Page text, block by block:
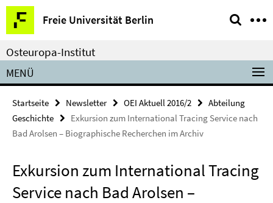
Springe
direkt
zu
Inhalt
Freie Universität Berlin
Service-
Navigation
Osteuropa-Institut
MENÜ
Startseite Newsletter OEI Aktuell 2016/2
Abteilung
Geschichte
Exkursion zum International Tracing Service nach
Bad Arolsen – Biographische Recherchen im Archiv
Exkursion zum International Tracing
Service nach Bad Arolsen –